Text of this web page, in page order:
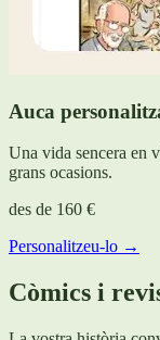
Auca
Una vida sencera en
grans ocasions.
des de 160 €
Personalitzeu-lo →
Còmics i